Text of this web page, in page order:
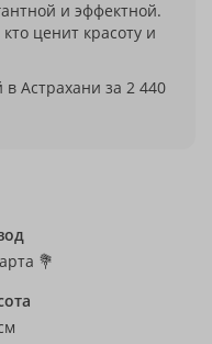
и эффектной.
ценит красоту и
в Астрахани за 2 440
💐